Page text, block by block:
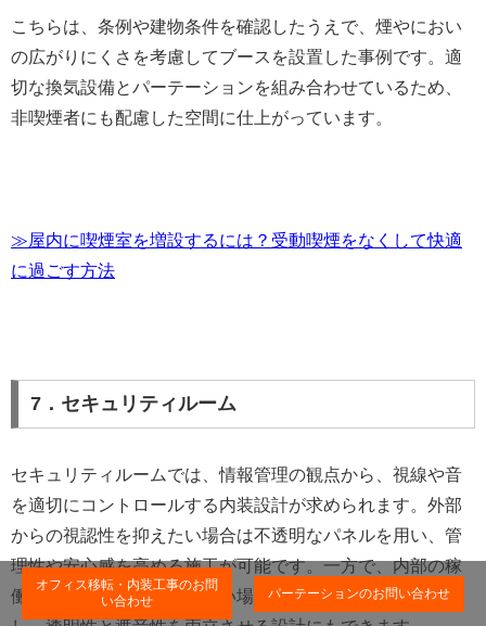
こちらは、条例や建物条件を確認したうえで、煙やにおい
の広がりにくさを考慮してブースを設置した事例です。適
切な換気設備とパーテーションを組み合わせているため、
非喫煙者にも配慮した空間に仕上がっています。
≫屋内に喫煙室を増設するには？受動喫煙をなくして快適
に過ごす方法
7．セキュリティルーム
セキュリティルームでは、情報管理の観点から、視線や音
を適切にコントロールする内装設計が求められます。外部
からの視認性を抑えたい場合は不透明なパネルを用い、管
理性や安心感を高める施工が可能です。一方で、内部の稼
働状況を把握しやすくしたい場合には、強化ガラスを採用
オフィス移転・内装工事のお問
い合わせ
パーテーションのお問い合わせ